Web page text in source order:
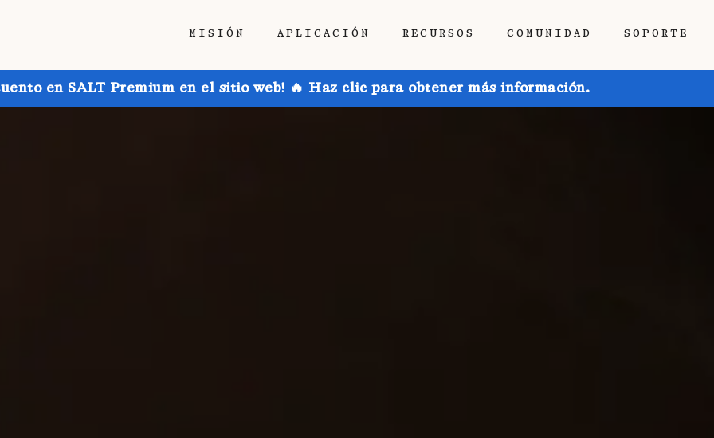
MISIÓN APLICACIÓN RECURSOS COMUNIDAD SOPORTE
en SALT Premium en el sitio web! 🔥 Haz clic para obtener más información.